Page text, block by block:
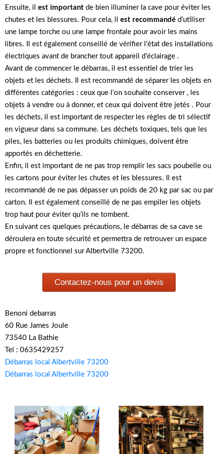
Ensuite, il est important de bien illuminer la cave pour éviter les
chutes et les blessures. Pour cela, il est recommandé d’utiliser
une lampe torche ou une lampe frontale pour avoir les mains
libres. Il est également conseillé de vérifier l’état des installations
électriques avant de brancher tout appareil d’éclairage .
Avant de commencer le débarras, il est essentiel de trier les
objets et les déchets. Il est recommandé de séparer les objets en
différentes catégories : ceux que l’on souhaite conserver , les
objets à vendre ou à donner, et ceux qui doivent être jetés . Pour
les déchets, il est important de respecter les règles de tri sélectif
en vigueur dans sa commune. Les déchets toxiques, tels que les
piles, les batteries ou les produits chimiques, doivent être
apportés en déchetterie.
Enfin, il est important de ne pas trop remplir les sacs poubelle ou
les cartons pour éviter les chutes et les blessures. Il est
recommandé de ne pas dépasser un poids de 20 kg par sac ou par
carton. Il est également conseillé de ne pas empiler les objets
trop haut pour éviter qu’ils ne tombent.
En suivant ces quelques précautions, le débarras de sa cave se
déroulera en toute sécurité et permettra de retrouver un espace
propre et fonctionnel sur Albertville 73200.
Contactez-nous pour un devis
Benoni debarras
60 Rue James Joule
73540 La Bathie
Tel : 0635429257
Débarras local Albertville 73200
Débarras local Albertville 73200